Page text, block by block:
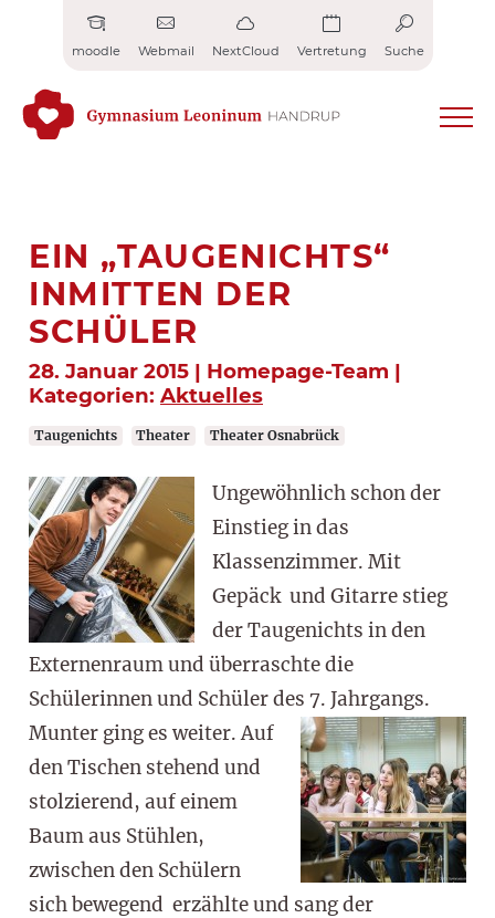
moodle Webmail NextCloud Vertretung Suche
EIN „TAUGENICHTS“
INMITTEN DER
SCHÜLER
28. Januar 2015 | Homepage-Team |
Kategorien: Aktuelles
Taugenichts Theater Theater Osnabrück
Ungewöhnlich schon der
Einstieg in das
Klassenzimmer. Mit
Gepäck und Gitarre stieg
der Taugenichts in den
Externenraum und überraschte die
Schülerinnen und Schüler des 7. Jahrgangs.
Munter ging es weiter.Auf
den Tischen stehend und
stolzierend, auf einem
Baum aus Stühlen,
zwischen den Schülern
sich bewegend erzählte und sang der